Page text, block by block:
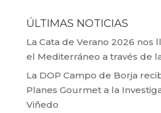
ÚLTIMAS NOTICIAS
La Cata de Verano 2026 nos
el Mediterráneo a través de
La DOP Campo de Borja
Planes Gourmet a la
Viñedo